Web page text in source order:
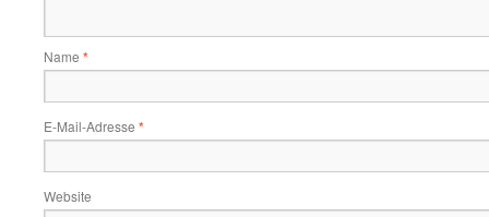
Name *
E-Mail-Adresse *
Website